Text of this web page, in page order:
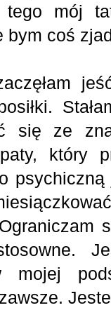
tego mój
bym coś
się ze
który
mojej